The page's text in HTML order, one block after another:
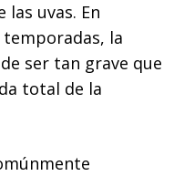
uvas. En
la
ser tan grave que
total de la